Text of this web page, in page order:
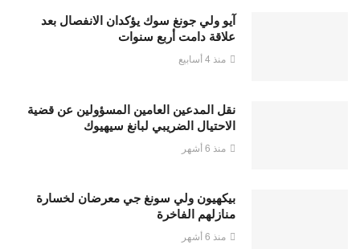
آيو ولي جونغ سوك يؤكدان الانفصال بعد
علاقة دامت أربع سنوات
منذ 4 أسابيع
نقل المدعين العامين المسؤولين عن قضية
الاحتيال الضريبي لبانغ سيهيوك
منذ 6 أشهر
بيكهيون ولي سونغ جي معرضان لخسارة
منازلهم الفاخرة
منذ 6 أشهر